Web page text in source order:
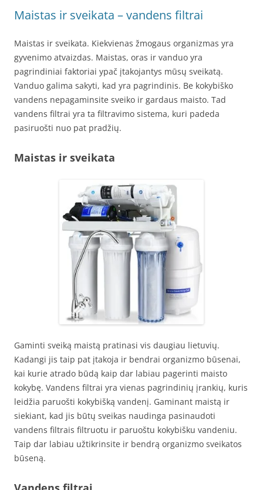
Maistas ir sveikata – vandens filtrai
Maistas ir sveikata. Kiekvienas žmogaus organizmas yra
gyvenimo atvaizdas. Maistas, oras ir vanduo yra
pagrindiniai faktoriai ypač įtakojantys mūsų sveikatą.
Vanduo galima sakyti, kad yra pagrindinis. Be kokybiško
vandens nepagaminsite sveiko ir gardaus maisto. Tad
vandens filtrai yra ta filtravimo sistema, kuri padeda
pasiruošti nuo pat pradžių.
Maistas ir sveikata
Gaminti sveiką maistą pratinasi vis daugiau lietuvių.
Kadangi jis taip pat įtakoja ir bendrai organizmo būsenai,
kai kurie atrado būdą kaip dar labiau pagerinti maisto
kokybę. Vandens filtrai yra vienas pagrindinių įrankių, kuris
leidžia paruošti kokybišką vandenį. Gaminant maistą ir
siekiant, kad jis būtų sveikas naudinga pasinaudoti
vandens filtrais filtruotu ir paruoštu kokybišku vandeniu.
Taip dar labiau užtikrinsite ir bendrą organizmo sveikatos
būseną.